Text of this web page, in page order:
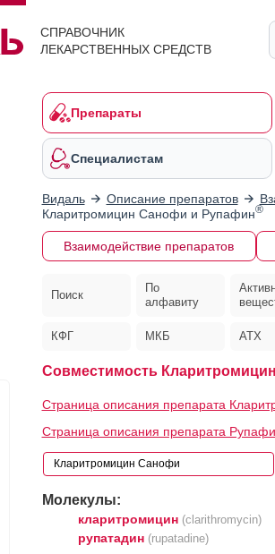
СПРАВОЧНИК
ЛЕКАРСТВЕННЫХ СРЕДСТВ
Препараты
Специалистам
Видаль Описание препаратов
Кларитромицин Санофи и Рупафин®
Взаимодействие препаратов
Поиск
По
алфавиту
КФГ МКБ АТХ
Совместимость
Страница описания препарата
Страница описания препарата
Молекулы:
кларитромицин (clarithromycin)
рупатадин (rupatadine)